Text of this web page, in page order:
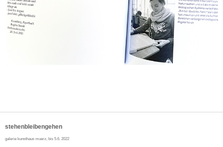
stehenbleibengehen
galerie kunsthaus muerz, bis 5.6. 2022